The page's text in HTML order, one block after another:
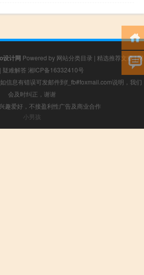
设计网 Powered by 网站分类目录 | 精选推荐文章|网
| 疑难解答 湘ICP备16332410号
信息有错误可发邮件到f_fb#foxmail.com说明，我们
会及时纠正，谢谢
趣爱好，不接盈利性广告及商业合作
小男孩